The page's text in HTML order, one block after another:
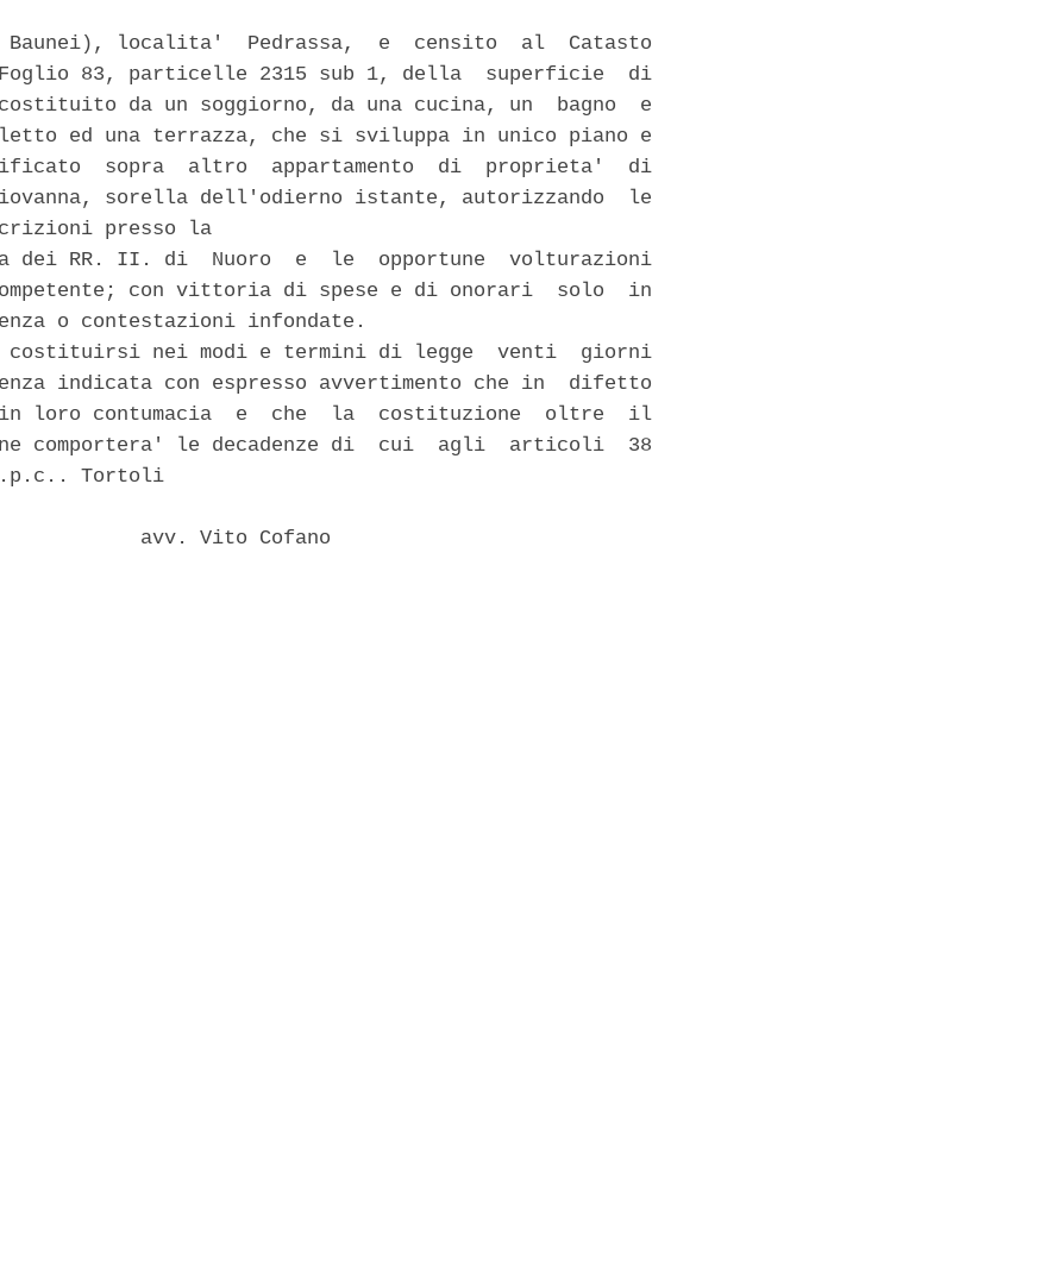
Baunei), localita'  Pedrassa,  e  censito  al  Catasto
83, particelle 2315 sub 1, della  superficie  di
da un soggiorno, da una cucina, un  bagno  e
letto ed una terrazza, che si sviluppa in unico piano e
sopra  altro  appartamento  di  proprieta'  di
sorella dell'odierno istante, autorizzando  le
presso la
dei RR. II. di  Nuoro  e  le  opportune  volturazioni
con vittoria di spese e di onorari  solo  in
o contestazioni infondate.
costituirsi nei modi e termini di legge  venti  giorni
indicata con espresso avvertimento che in  difetto
loro contumacia  e  che  la  costituzione  oltre  il
comportera' le decadenze di  cui  agli  articoli  38
Tortoli
avv. Vito Cofano